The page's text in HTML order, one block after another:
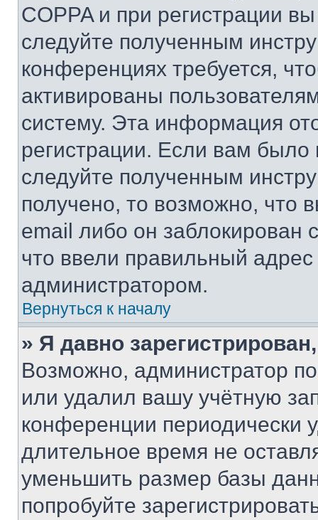
COPPA и при регистрации
следуйте полученным
конференциях требуется,
активированы
систему. Эта информация
регистрации. Если вам
следуйте полученным
получено, то возможно, что
email либо он
что ввели правильный адрес
администратором.
Вернуться к началу
» Я давно
Возможно, администратор
или удалил вашу учётную
конференции периодически
длительное время не
уменьшить размер базы
попробуйте